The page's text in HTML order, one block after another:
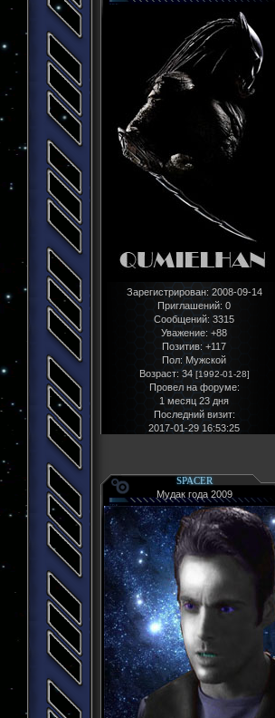
Зарегистрирован: 2008-09-14
Приглашений: 0
Сообщений: 3315
Уважение: +88
Позитив: +117
Пол: Мужской
Возраст: 34 [1992-01-28]
Провел на форуме:
1 месяц 23 дня
Последний визит:
2017-01-29 16:53:25
SPACER
Мудак года 2009